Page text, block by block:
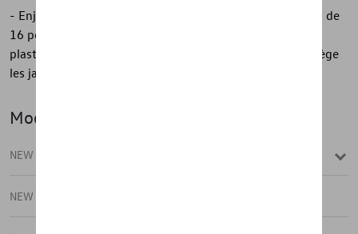
- Enjoliveurs Volkswagen d'origine - Pour jantes en acier de
16 pouces - En argent brillant - Design dynamique - En
plastique résistant aux chocs - Excellente finition - Protège
les jantes en acier de la saleté et de l'usure
Modèle(s)
NEW T-ROC
NEW T-ROC CABRIO